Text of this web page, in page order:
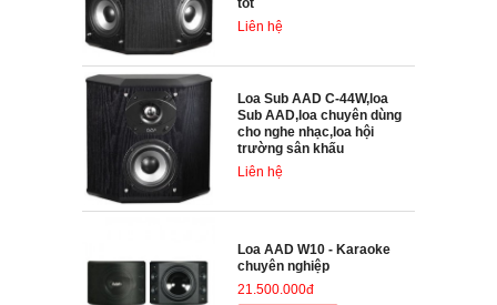
tốt
Liên hệ
Loa Sub AAD C-44W,loa
Sub AAD,loa chuyên dùng
cho nghe nhạc,loa hội
trường sân khấu
Liên hệ
Loa AAD W10 - Karaoke
chuyên nghiệp
21.500.000đ